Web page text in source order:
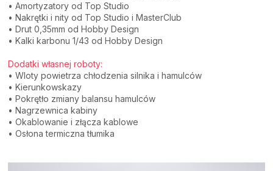
• Amortyzatory od Top Studio
• Nakrętki i nity od Top Studio i MasterClub
• Drut 0,35mm od Hobby Design
• Kalki karbonu 1/43 od Hobby Design
Dodatki własnej roboty:
• Wloty powietrza chłodzenia silnika i hamulców
• Kierunkowskazy
• Pokrętło zmiany balansu hamulców
• Nagrzewnica kabiny
• Okablowanie i złącza kablowe
• Osłona termiczna tłumika